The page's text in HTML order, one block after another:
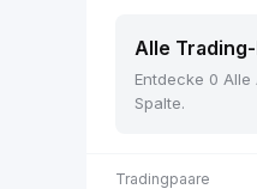
Alle
Entdecke 0
Spalte.
Tradingpaare